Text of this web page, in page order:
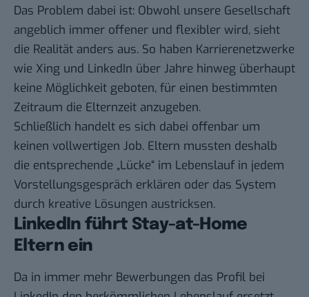
Das Problem dabei ist: Obwohl unsere Gesellschaft
angeblich immer offener und flexibler wird, sieht
die Realität anders aus. So haben Karrierenetzwerke
wie Xing und LinkedIn über Jahre hinweg überhaupt
keine Möglichkeit geboten, für einen bestimmten
Zeitraum die Elternzeit anzugeben.
Schließlich handelt es sich dabei offenbar um
keinen vollwertigen Job. Eltern mussten deshalb
die entsprechende „Lücke“ im Lebenslauf in jedem
Vorstellungsgespräch erklären oder das System
durch kreative Lösungen austricksen.
LinkedIn führt Stay-at-Home
Eltern ein
Da in immer mehr Bewerbungen das Profil bei